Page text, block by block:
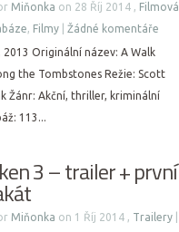
Miňonka on 28 Říj 2014 , Filmová
, Filmy
Žádné komentáře
2013 Originální název: A Walk
the Tombstones Režie: Scott
Žánr: Akční, thriller, kriminální
113...
3 – trailer + první
Miňonka on 1 Říj 2014 , Trailery